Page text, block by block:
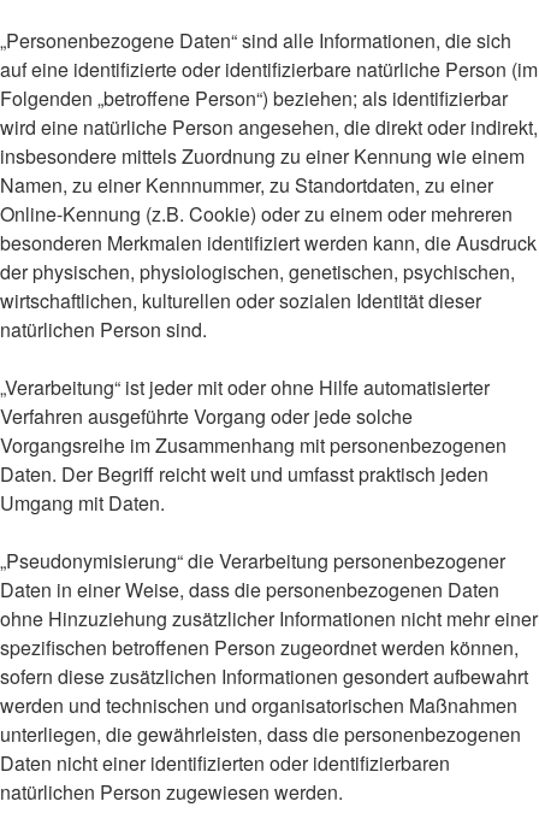
„Personenbezogene Daten“ sind alle Informationen, die sich
auf eine identifizierte oder identifizierbare natürliche Person (im
Folgenden „betroffene Person“) beziehen; als identifizierbar
wird eine natürliche Person angesehen, die direkt oder indirekt,
insbesondere mittels Zuordnung zu einer Kennung wie einem
Namen, zu einer Kennnummer, zu Standortdaten, zu einer
Online-Kennung (z.B. Cookie) oder zu einem oder mehreren
besonderen Merkmalen identifiziert werden kann, die Ausdruck
der physischen, physiologischen, genetischen, psychischen,
wirtschaftlichen, kulturellen oder sozialen Identität dieser
natürlichen Person sind.
„Verarbeitung“ ist jeder mit oder ohne Hilfe automatisierter
Verfahren ausgeführte Vorgang oder jede solche
Vorgangsreihe im Zusammenhang mit personenbezogenen
Daten. Der Begriff reicht weit und umfasst praktisch jeden
Umgang mit Daten.
„Pseudonymisierung“ die Verarbeitung personenbezogener
Daten in einer Weise, dass die personenbezogenen Daten
ohne Hinzuziehung zusätzlicher Informationen nicht mehr einer
spezifischen betroffenen Person zugeordnet werden können,
sofern diese zusätzlichen Informationen gesondert aufbewahrt
werden und technischen und organisatorischen Maßnahmen
unterliegen, die gewährleisten, dass die personenbezogenen
Daten nicht einer identifizierten oder identifizierbaren
natürlichen Person zugewiesen werden.